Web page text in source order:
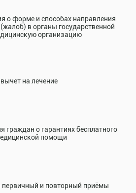
о форме и способах направления
в органы государственной
организацию
на лечение
граждан о гарантиях бесплатного
помощи
первичный и повторный приёмы